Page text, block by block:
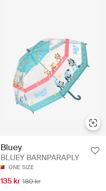
Bluey
BLUEY BARNPARAPLY
ONE SIZE
135 kr 180 kr